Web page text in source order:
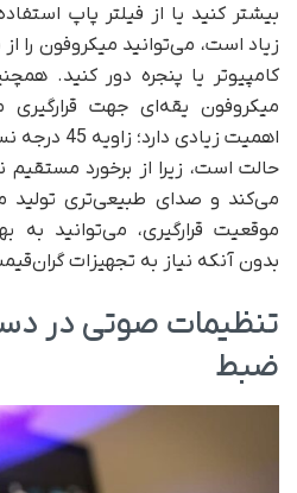
بیشتر کنید یا از فیلتر پاپ
زیاد است، می‌توانید میکروفون را
کامپیوتر یا پنجره دور کنید.
میکروفون یقه‌ای جهت
اهمیت
حالت است، زیرا از برخورد
می‌کند و صدای طبیعی‌تری تولید
موقعیت قرارگیری، می‌توانید
بدون آنکه نیاز به تجهیزات
تنظیمات صوتی در
ضبط